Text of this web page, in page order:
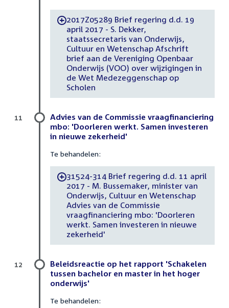
-2017Z05289 Brief regering d.d. 19
april 2017 - S. Dekker,
staatssecretaris van Onderwijs,
Cultuur en Wetenschap Afschrift
brief aan de Vereniging Openbaar
Onderwijs (VOO) over wijzigingen in
de Wet Medezeggenschap op
Scholen
Advies van de Commissie vraagfinanciering
mbo: 'Doorleren werkt. Samen investeren
in nieuwe zekerheid'
Te behandelen:
-31524-314 Brief regering d.d. 11 april
2017 - M. Bussemaker, minister van
Onderwijs, Cultuur en Wetenschap
Advies van de Commissie
vraagfinanciering mbo: 'Doorleren
werkt. Samen investeren in nieuwe
zekerheid'
11
Beleidsreactie op het rapport 'Schakelen
tussen bachelor en master in het hoger
onderwijs'
Te behandelen:
12